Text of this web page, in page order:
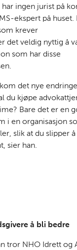
ingen jurist på
ekspert på huset.
krever
det veldig nyttig å
som har disse
det nye
du kjøpe
Bare det er en
i en organisasjon
slik at du slipper å
sier han.
å bli bedre
tror NHO Idrett og